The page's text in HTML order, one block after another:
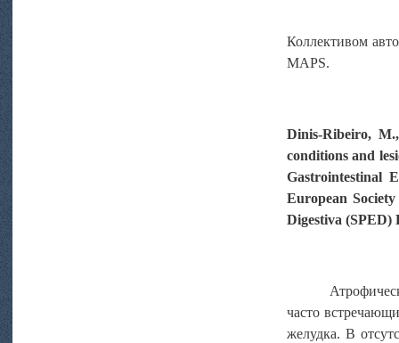
Коллективом
MAPS.
Dinis-Ribeiro,
conditions and
Gastrointestinal
European
Digestiva (SPED)
часто
желудка. В